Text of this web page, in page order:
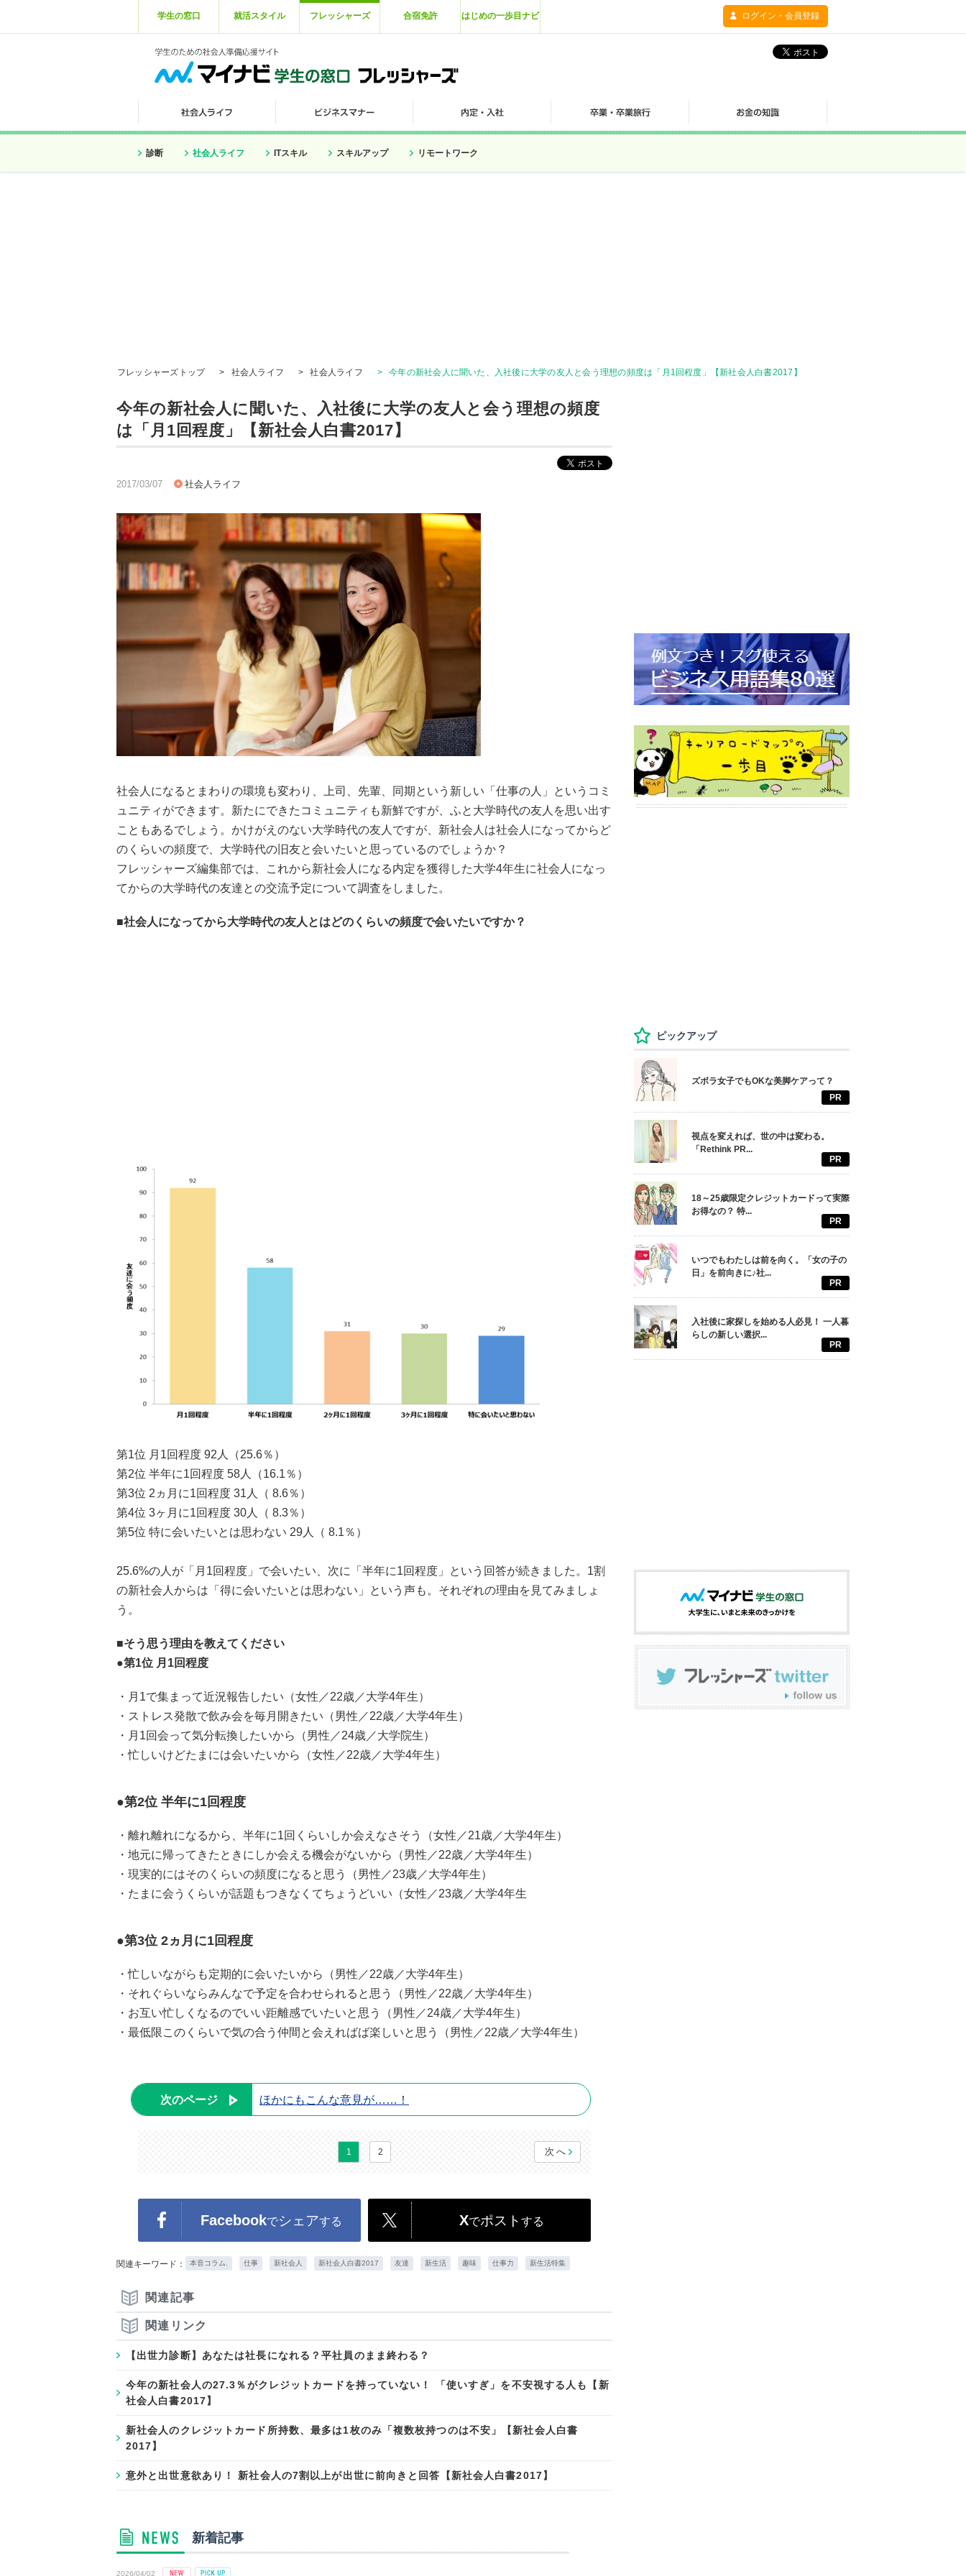
学生の窓口 就活スタイル フレッシャーズ 合宿免許 はじめの一歩目ナビ ログイン・会員登録
診断 社会人ライフ ITスキル スキルアップ リモートワーク
フレッシャーズトップ > 社会人ライフ > 社会人ライフ > 今年の新社会人に聞いた、入社後に大学の友人と会う理想の頻度は「月1回程度」【新社会人白書2017】
今年の新社会人に聞いた、入社後に大学の友人と会う理想の頻度
は「月1回程度」【新社会人白書2017】
2017/03/07 社会人ライフ
社会人になるとまわりの環境も変わり、上司、先輩、同期という新しい「仕事の人」というコミ
ュニティができます。新たにできたコミュニティも新鮮ですが、ふと大学時代の友人を思い出す
こともあるでしょう。かけがえのない大学時代の友人ですが、新社会人は社会人になってからど
のくらいの頻度で、大学時代の旧友と会いたいと思っているのでしょうか？
フレッシャーズ編集部では、これから新社会人になる内定を獲得した大学4年生に社会人になっ
てからの大学時代の友達との交流予定について調査をしました。
■社会人になってから大学時代の友人とはどのくらいの頻度で会いたいですか？
第1位 月1回程度 92人（25.6％）
第2位 半年に1回程度 58人（16.1％）
第3位 2ヵ月に1回程度 31人（ 8.6％）
第4位 3ヶ月に1回程度 30人（ 8.3％）
第5位 特に会いたいとは思わない 29人（ 8.1％）
25.6%の人が「月1回程度」で会いたい、次に「半年に1回程度」という回答が続きました。1割
の新社会人からは「得に会いたいとは思わない」という声も。それぞれの理由を見てみましょ
う。
■そう思う理由を教えてください
●第1位 月1回程度
・月1で集まって近況報告したい（女性／22歳／大学4年生）
・ストレス発散で飲み会を毎月開きたい（男性／22歳／大学4年生）
・月1回会って気分転換したいから（男性／24歳／大学院生）
・忙しいけどたまには会いたいから（女性／22歳／大学4年生）
●第2位 半年に1回程度
・離れ離れになるから、半年に1回くらいしか会えなさそう（女性／21歳／大学4年生）
・地元に帰ってきたときにしか会える機会がないから（男性／22歳／大学4年生）
・現実的にはそのくらいの頻度になると思う（男性／23歳／大学4年生）
・たまに会うくらいが話題もつきなくてちょうどいい（女性／23歳／大学4年生
●第3位 2ヵ月に1回程度
・忙しいながらも定期的に会いたいから（男性／22歳／大学4年生）
・それぐらいならみんなで予定を合わせられると思う（男性／22歳／大学4年生）
・お互い忙しくなるのでいい距離感でいたいと思う（男性／24歳／大学4年生）
・最低限このくらいで気の合う仲間と会えればば楽しいと思う（男性／22歳／大学4年生）
次のページ ほかにもこんな意見が……！
1 2 次へ
Facebookでシェアする Xでポスト する
関連キーワード： 本音コラム. 仕事 新社会人 新社会人白書2017 友達 新生活 趣味 仕事力 新生活特集
関連記事
関連リンク
【出世力診断】あなたは社長になれる？平社員のまま終わる？
今年の新社会人の27.3％がクレジットカードを持っていない！ 「使いすぎ」を不安視する人も【新
社会人白書2017】
新社会人のクレジットカード所持数、最多は1枚のみ「複数枚持つのは不安」【新社会人白書
2017】
意外と出世意欲あり！ 新社会人の7割以上が出世に前向きと回答【新社会人白書2017】
新着記事
2026/04/02
ピックアップ
ズボラ女子でもOKな美脚ケアって？
PR
視点を変えれば、世の中は変わる。
「Rethink PR...
PR
18～25歳限定クレジットカードって実際
お得なの？ 特...
PR
いつでもわたしは前を向く。「女の子の
日」を前向きに♪社...
PR
入社後に家探しを始める人必見！ 一人暮
らしの新しい選択...
PR